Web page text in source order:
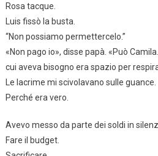
Rosa tacque.
Luis fissò la busta.
“Non possiamo permettercelo.”
«Non pago io», disse papà. «Può
cui aveva bisogno era spazio per
Le lacrime mi scivolavano sulle guance.
Perché era vero.
Avevo messo da parte dei soldi in
Fare il budget.